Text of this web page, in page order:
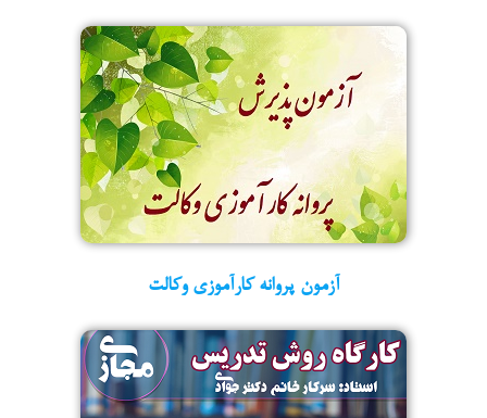
آزمون پروانه كارآموزی وكالت